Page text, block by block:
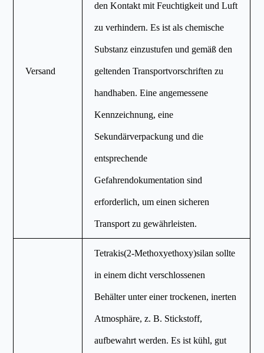
Versand
den Kontakt mit Feuchtigkeit und Luft
zu verhindern. Es ist als chemische
Substanz einzustufen und gemäß den
geltenden Transportvorschriften zu
handhaben. Eine angemessene
Kennzeichnung, eine
Sekundärverpackung und die
entsprechende
Gefahrendokumentation sind
erforderlich, um einen sicheren
Transport zu gewährleisten.
Tetrakis(2-Methoxyethoxy)silan sollte
in einem dicht verschlossenen
Behälter unter einer trockenen, inerten
Atmosphäre, z. B. Stickstoff,
aufbewahrt werden. Es ist kühl, gut